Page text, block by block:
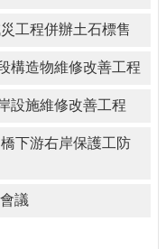
工程併辦土石標售
構造物維修改善工程
設施維修改善工程
下游右岸保護工防
議